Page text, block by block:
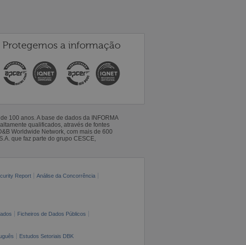
Protegemos a informação
100 anos. A base de dados da INFORMA
qualificados, através de fontes
Worldwide Network, com mais de 600
que faz parte do grupo CESCE,
Report
Análise da Concorrência
Ficheiros de Dados Públicos
Estudos Setoriais DBK